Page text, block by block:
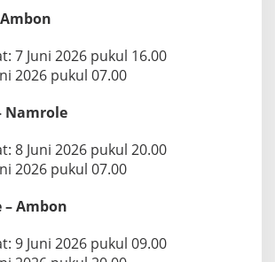
n
i
0
2
7 Juni 2026 pukul 16.00
2026 pukul 07.00
Namrole
8 Juni 2026 pukul 20.00
2026 pukul 07.00
Ambon
9 Juni 2026 pukul 09.00